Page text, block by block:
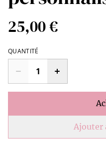
25,00 €
QUANTITÉ
Ajouter